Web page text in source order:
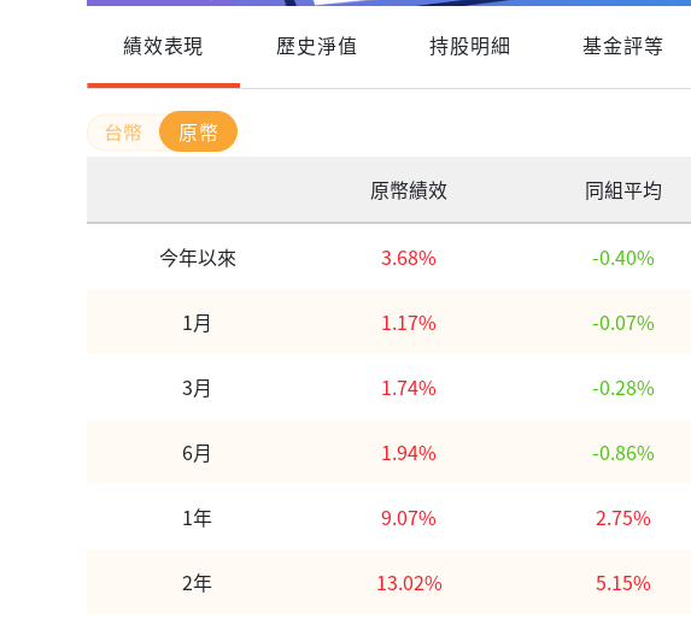
績效表現 歷史淨值 持股明細 基金評等
原幣
原幣績效
同組平均
今年以來 3.68% -0.40%
1月 1.17% -0.07%
3月 1.74% -0.28%
6月 1.94% -0.86%
1年 9.07% 2.75%
2年 13.02% 5.15%